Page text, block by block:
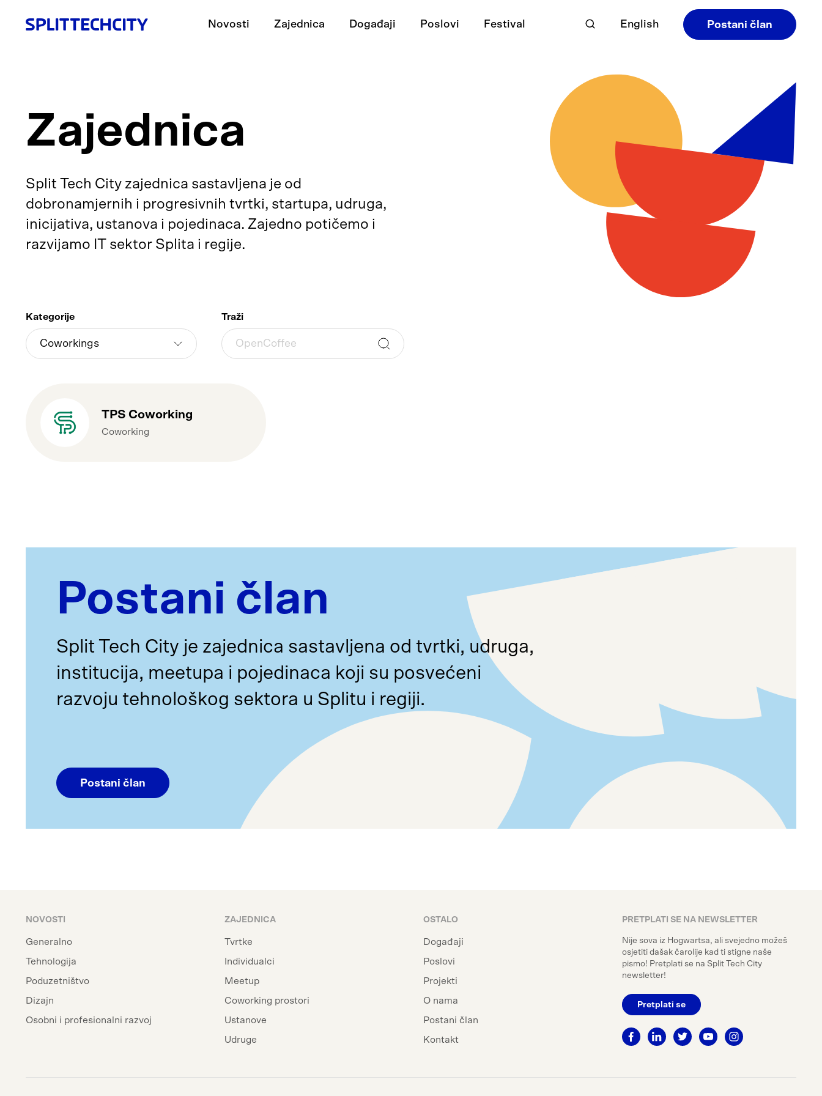
Novosti Zajednica Događaji Poslovi Festival English Postani član
Zajednica
Split Tech City zajednica sastavljena je od
dobronamjernih i progresivnih tvrtki, startupa, udruga,
inicijativa, ustanova i pojedinaca. Zajedno potičemo i
razvijamo IT sektor Splita i regije.
Kategorije Traži
TPS Coworking
Coworking
Postani član
Split Tech City je zajednica sastavljena od tvrtki, udruga,
institucija, meetupa i pojedinaca koji su posvećeni
razvoju tehnološkog sektora u Splitu i regiji.
Postani član
NOVOSTI
Generalno
Tehnologija
Poduzetništvo
Dizajn
Osobni i profesionalni razvoj
ZAJEDNICA
Tvrtke
Individualci
Meetup
Coworking prostori
Ustanove
Udruge
OSTALO
Događaji
Poslovi
Projekti
O nama
Postani član
Kontakt
PRETPLATI SE NA NEWSLETTER
Nije sova iz Hogwartsa, ali svejedno možeš
osjetiti dašak čarolije kad ti stigne naše
pismo! Pretplati se na Split Tech City
newsletter!
Pretplati se